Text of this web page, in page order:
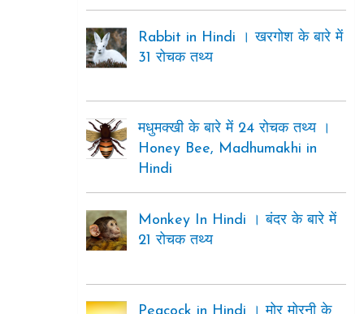
Rabbit in Hindi । खरगोश के बारे में
31 रोचक तथ्य
मधुमक्खी के बारे में 24 रोचक तथ्य ।
Honey Bee, Madhumakhi in
Hindi
Monkey In Hindi । बंदर के बारे में
21 रोचक तथ्य